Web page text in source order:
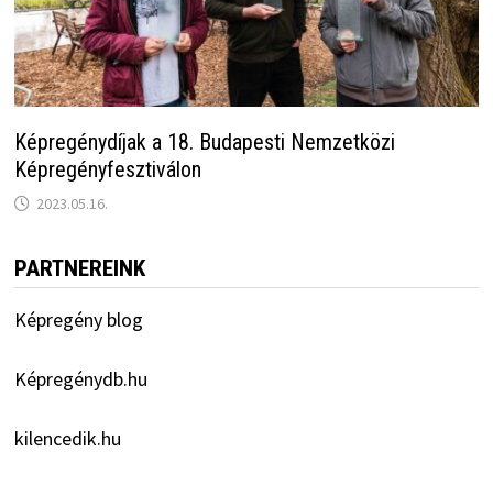
Képregénydíjak a 18. Budapesti Nemzetközi
Képregényfesztiválon
2023.05.16.
PARTNEREINK
Képregény blog
Képregénydb.hu
kilencedik.hu